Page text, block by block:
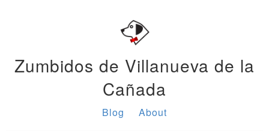
Zumbidos de Villanueva de la
Cañada
Blog About